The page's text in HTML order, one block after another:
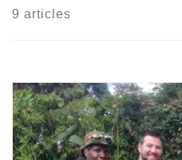
9 articles